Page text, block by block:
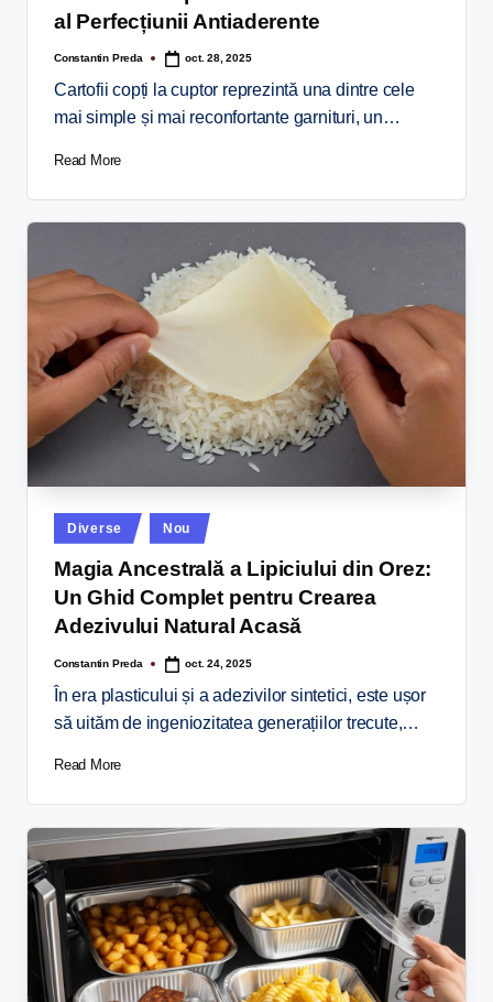
al Perfecțiunii Antiaderente
Constantin Preda oct. 28, 2025
Cartofii copți la cuptor reprezintă una dintre cele
mai simple și mai reconfortante garnituri, un…
Read More
Diverse Nou
Magia Ancestrală a Lipiciului din Orez:
Un Ghid Complet pentru Crearea
Adezivului Natural Acasă
Constantin Preda oct. 24, 2025
În era plasticului și a adezivilor sintetici, este ușor
să uităm de ingeniozitatea generațiilor trecute,…
Read More